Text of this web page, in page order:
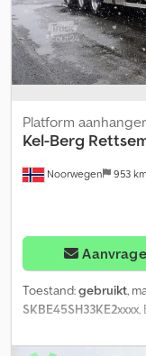
Noorwegen 953 km
Platform aanhanger
Kel-Berg
Toestand:gebruikt,
SKBE45SH33KE2xxxx
referentienummer op
Specificaties: - 3-